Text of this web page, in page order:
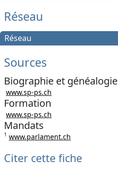
Réseau
Réseau
Sources
Biographie et généalogie
www.sp-ps.ch
Formation
www.sp-ps.ch
Mandats
1 www.parlament.ch
Citer cette fiche